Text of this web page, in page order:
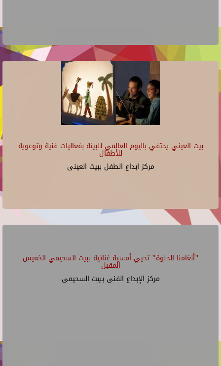
بيت العيني يحتفي باليوم العالمي للبيئة بفعاليات فنية وتوعوية
للأطفال
مركز ابداع الطفل ببيت العينى
"أنغامنا الحلوة" تحيي أمسية غنائية ببيت السحيمي الخميس
المقبل
مركز الإبداع الفنى ببيت السحيمى